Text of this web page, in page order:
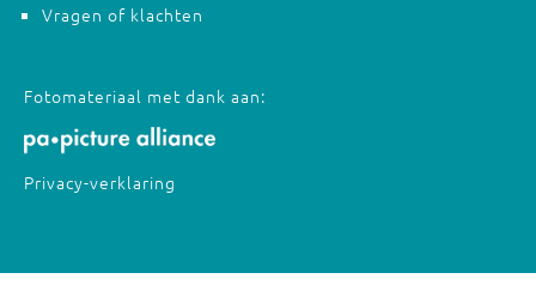
Vragen of klachten
Fotomateriaal met dank aan:
Privacy-verklaring